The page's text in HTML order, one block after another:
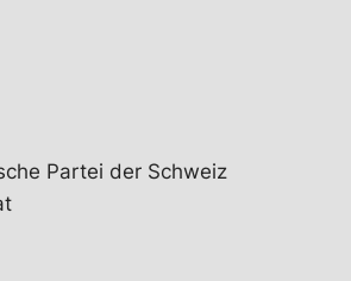
Partei der Schweiz